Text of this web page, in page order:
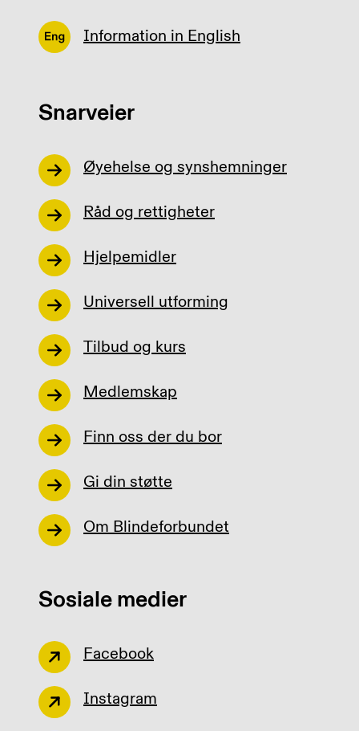
Information in English
Snarveier
Øyehelse og synshemninger
Råd og rettigheter
Hjelpemidler
Universell utforming
Tilbud og kurs
Medlemskap
Finn oss der du bor
Gi din støtte
Om Blindeforbundet
Sosiale medier
Facebook
Instagram